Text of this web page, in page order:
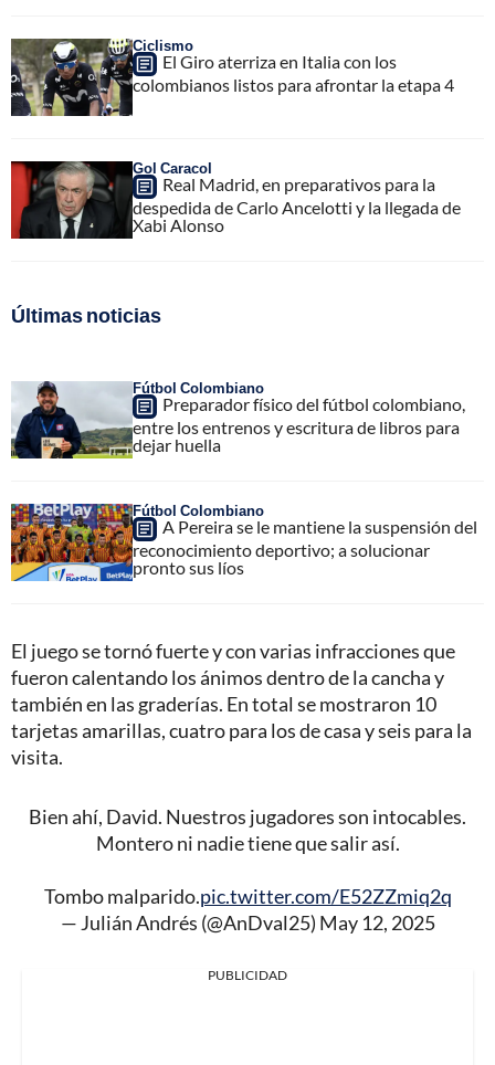
Ciclismo
El Giro aterriza en Italia con los
colombianos listos para afrontar la etapa 4
Gol Caracol
Real Madrid, en preparativos para la
despedida de Carlo Ancelotti y la llegada de
Xabi Alonso
Últimas noticias
Fútbol Colombiano
Preparador físico del fútbol colombiano,
entre los entrenos y escritura de libros para
dejar huella
Fútbol Colombiano
A Pereira se le mantiene la suspensión del
reconocimiento deportivo; a solucionar
pronto sus líos
El juego se tornó fuerte y con varias infracciones que
fueron calentando los ánimos dentro de la cancha y
también en las graderías. En total se mostraron 10
tarjetas amarillas, cuatro para los de casa y seis para la
visita.
Bien ahí, David. Nuestros jugadores son intocables.
Montero ni nadie tiene que salir así.
Tombo malparido.pic.twitter.com/E52ZZmiq2q
— Julián Andrés (@AnDval25) May 12, 2025
PUBLICIDAD